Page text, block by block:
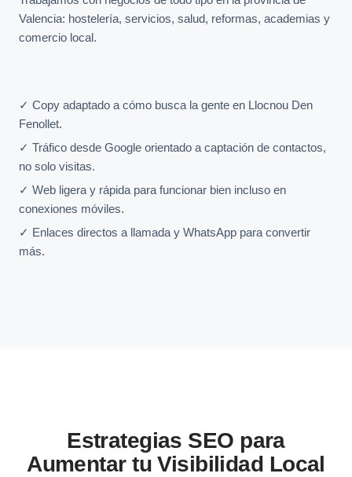
Valencia: hostelería, servicios, salud, reformas, academias y
comercio local.
✓ Copy adaptado a cómo busca la gente en Llocnou Den
Fenollet.
✓ Tráfico desde Google orientado a captación de contactos,
no solo visitas.
✓ Web ligera y rápida para funcionar bien incluso en
conexiones móviles.
✓ Enlaces directos a llamada y WhatsApp para convertir
más.
Estrategias SEO para
Aumentar tu Visibilidad Local